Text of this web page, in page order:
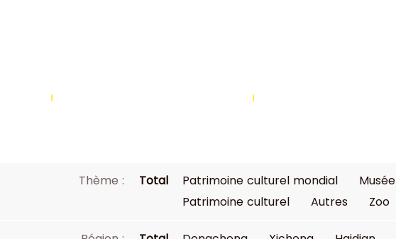
Thème : Total Patrimoine culturel mondial Musée
Patrimoine culturel
Autres Zoo